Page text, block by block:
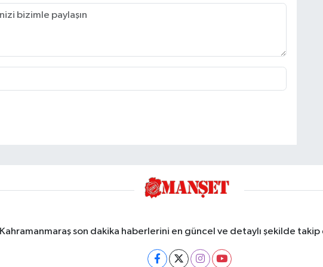
Kahramanmaraş son dakika haberlerini en güncel ve detaylı şekilde